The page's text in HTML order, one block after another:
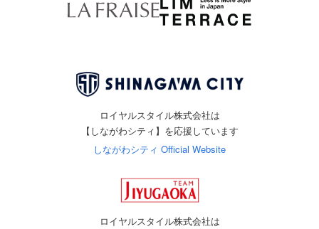
ロイヤルスタイル株式会社は
【しながわシティ】を応援しています
しながわシティ Official Website
ロイヤルスタイル株式会社は